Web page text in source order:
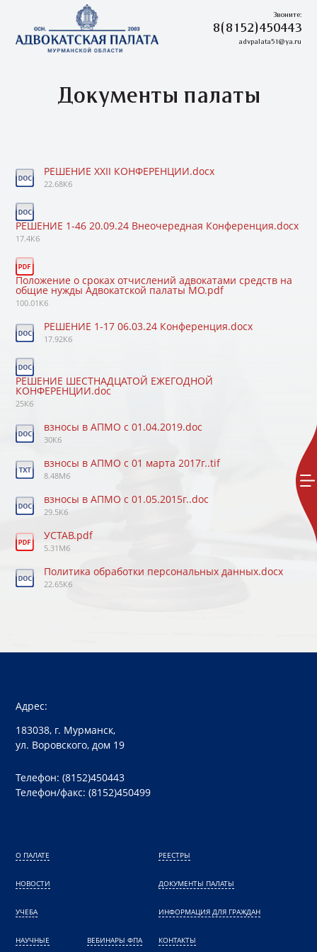
Звоните:
8(8152)450443
advpalata51@ya.ru
Документы палаты
РЕШЕНИЕ XXII КОНФЕРЕНЦИИ.docx
22.68Кб
РЕШЕНИЕ 1-46 20.09.24 Внеочередная Конференция.docx
17.4Кб
Положение о сроках отчислений адвокатами средств на
общие нужды Адвокатской палаты МО.pdf
100.01Кб
РЕШЕНИЕ 1-17 06.03.24 Конференция.docx
17.92Кб
РЕШЕНИЕ ШЕСТНАДЦАТОЙ ЕЖЕГОДНОЙ
КОНФЕРЕНЦИИ.doc
25Кб
взносы в АПМО с 01.04.2019.doc
30Кб
взносы в АПМО с 01 марта 2017г..tif
8.48Мб
взносы в АПМО с 01.05.2015г..doc
29.5Кб
УСТАВ.pdf
5.31Мб
Политика обработки персональных данных.docx
22.65Кб
Адрес:
183038, г. Мурманск,
ул. Воровского, дом 19
Телефон: (8152)450443
Телефон/факс: (8152)450499
О ПАЛАТЕ
НОВОСТИ
УЧЕБА
НАУЧНЫЕ ВЕБИНАРЫ ФПА
РЕЕСТРЫ
ДОКУМЕНТЫ ПАЛАТЫ
ИНФОРМАЦИЯ ДЛЯ ГРАЖДАН
КОНТАКТЫ